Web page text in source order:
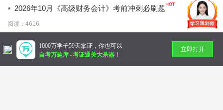
· 2026年10月《高级财务会计》考前冲刺必刷题
阅读：4616
暂无更多
1000万学子59天拿证，你也可以
自考万题库-考证通关大杀器！
立即打开